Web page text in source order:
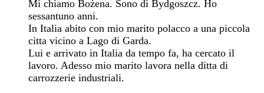
Mi chiamo Bożena. Sono di Bydgoszcz. Ho
sessantuno anni.
In Italia abito con mio marito polacco a una piccola
citta vicino a Lago di Garda.
Lui e arrivato in Italia da tempo fa, ha cercato il
lavoro. Adesso mio marito lavora nella ditta di
carrozzerie industriali.